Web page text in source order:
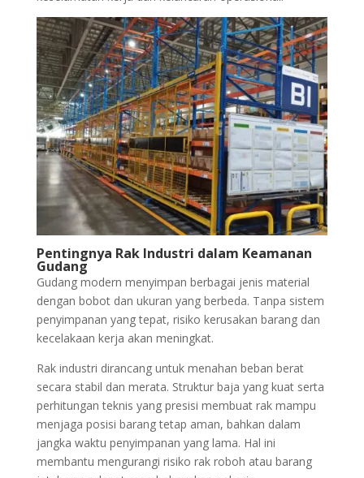
Pentingnya Rak Industri dalam Keamanan
Gudang
Gudang modern menyimpan berbagai jenis material
dengan bobot dan ukuran yang berbeda. Tanpa sistem
penyimpanan yang tepat, risiko kerusakan barang dan
kecelakaan kerja akan meningkat.
Rak industri dirancang untuk menahan beban berat
secara stabil dan merata. Struktur baja yang kuat serta
perhitungan teknis yang presisi membuat rak mampu
menjaga posisi barang tetap aman, bahkan dalam
jangka waktu penyimpanan yang lama. Hal ini
membantu mengurangi risiko rak roboh atau barang